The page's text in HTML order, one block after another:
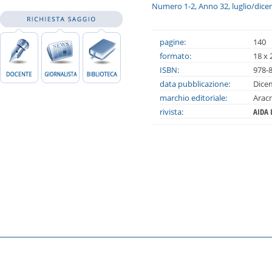
Numero 1-2, Anno 32, luglio/
pagine:
140
formato:
18 x
ISBN:
978-
data pubblicazione:
marchio editoriale:
rivista: